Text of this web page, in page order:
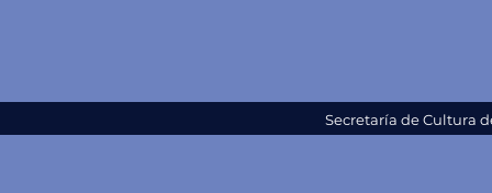
Secretaría de Cultura